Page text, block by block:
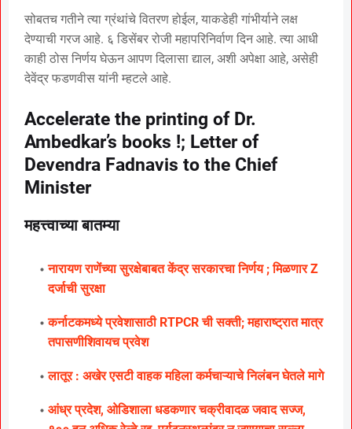
सोबतच गतीने त्या ग्रंथांचे वितरण होईल, याकडेही गांभीर्याने लक्ष
देण्याची गरज आहे. ६ डिसेंबर रोजी महापरिनिर्वाण दिन आहे. त्या आधी
काही ठोस निर्णय घेऊन आपण दिलासा द्याल, अशी अपेक्षा आहे, असेही
देवेंद्र फडणवीस यांनी म्हटले आहे.
Accelerate the printing of Dr.
Ambedkar’s books !; Letter of
Devendra Fadnavis to the Chief
Minister
महत्त्वाच्या बातम्या
नारायण राणेंच्या सुरक्षेबाबत केंद्र सरकारचा निर्णय ; मिळणार Z
दर्जाची सुरक्षा
कर्नाटकमध्ये प्रवेशासाठी RTPCR ची सक्ती; महाराष्ट्रात मात्र
तपासणीशिवायच प्रवेश
लातूर : अखेर एसटी वाहक महिला कर्मचाऱ्याचे निलंबन घेतले मागे
आंध्र प्रदेश, ओडिशाला धडकणार चक्रीवादळ जवाद सज्ज,